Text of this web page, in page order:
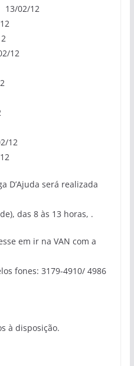
02/12
12
12
D’Ajuda será realizada
das 8 às 13 horas, .
em ir na VAN com a
fones: 3179-4910/ 4986
à disposição.